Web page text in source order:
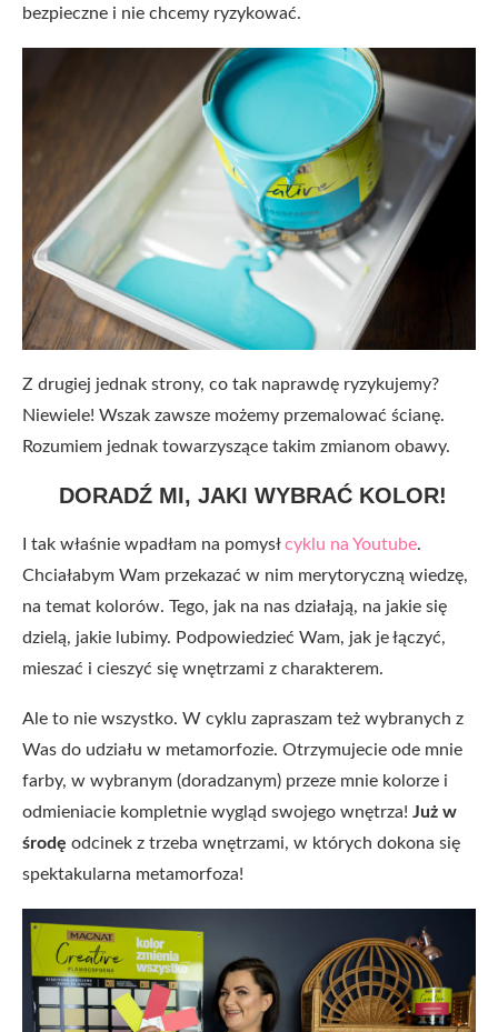
bezpieczne i nie chcemy ryzykować.
Z drugiej jednak strony, co tak naprawdę ryzykujemy?
Niewiele! Wszak zawsze możemy przemalować ścianę.
Rozumiem jednak towarzyszące takim zmianom obawy.
DORADŹ MI, JAKI WYBRAĆ KOLOR!
I tak właśnie wpadłam na pomysłcyklu na Youtube.
Chciałabym Wam przekazać w nim merytoryczną wiedzę,
na temat kolorów. Tego, jak na nas działają, na jakie się
dzielą, jakie lubimy. Podpowiedzieć Wam, jak je łączyć,
mieszać i cieszyć się wnętrzami z charakterem.
Ale to nie wszystko. W cyklu zapraszam też wybranych z
Was do udziału w metamorfozie. Otrzymujecie ode mnie
farby, w wybranym (doradzanym) przeze mnie kolorze i
odmieniacie kompletnie wygląd swojego wnętrza! Już w
środę odcinek z trzeba wnętrzami, w których dokona się
spektakularna metamorfoza!